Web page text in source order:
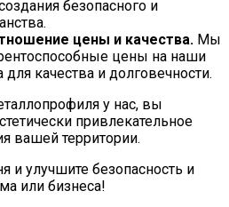
безопасного и
цены и качества. Мы
цены на наши
качества и долговечности.
у нас, вы
привлекательное
вашей территории.
и улучшите безопасность и
или бизнеса!